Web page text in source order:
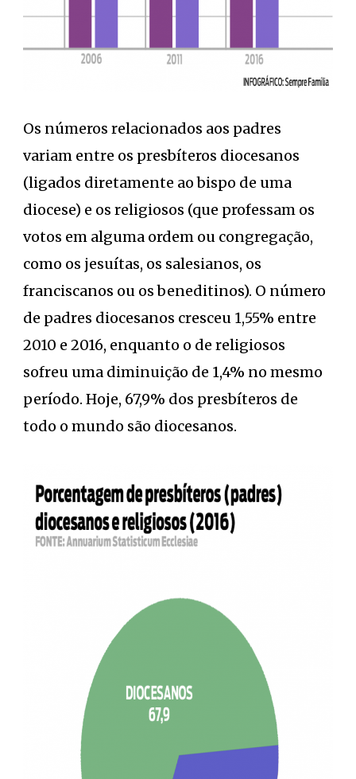
Os números relacionados aos padres
variam entre os presbíteros diocesanos
(ligados diretamente ao bispo de uma
diocese) e os religiosos (que professam os
votos em alguma ordem ou congregação,
como os jesuítas, os salesianos, os
franciscanos ou os beneditinos). O número
de padres diocesanos cresceu 1,55% entre
2010 e 2016, enquanto o de religiosos
sofreu uma diminuição de 1,4% no mesmo
período. Hoje, 67,9% dos presbíteros de
todo o mundo são diocesanos.